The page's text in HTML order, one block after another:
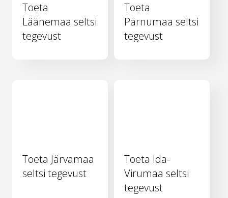
Toeta
Läänemaa seltsi
tegevust
Toeta
Pärnumaa seltsi
tegevust
Toeta Järvamaa
seltsi tegevust
Toeta Ida-
Virumaa seltsi
tegevust